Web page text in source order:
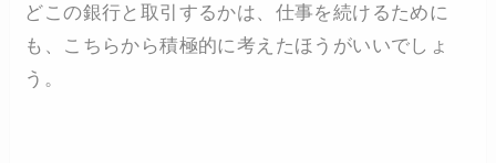
どこの銀行と取引するかは、仕事を続けるために
も、こちらから積極的に考えたほうがいいでしょ
う。